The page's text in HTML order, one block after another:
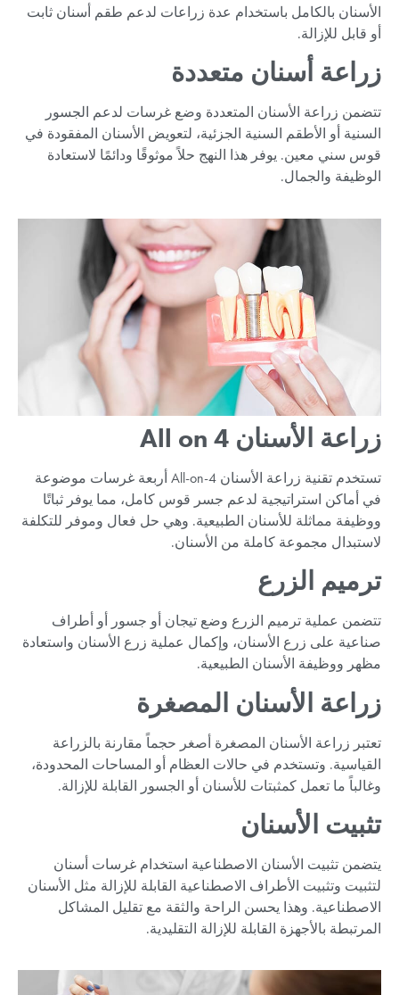
الأسنان بالكامل باستخدام عدة زراعات لدعم طقم أسنان ثابت
أو قابل للإزالة.
زراعة أسنان متعددة
تتضمن زراعة الأسنان المتعددة وضع غرسات لدعم الجسور
السنية أو الأطقم السنية الجزئية، لتعويض الأسنان المفقودة في
قوس سني معين. يوفر هذا النهج حلاً موثوقًا ودائمًا لاستعادة
الوظيفة والجمال.
زراعة الأسنان All on 4
تستخدم تقنية زراعة الأسنان All-on-4 أربعة غرسات موضوعة
في أماكن استراتيجية لدعم جسر قوس كامل، مما يوفر ثباتًا
ووظيفة مماثلة للأسنان الطبيعية. وهي حل فعال وموفر للتكلفة
لاستبدال مجموعة كاملة من الأسنان.
ترميم الزرع
تتضمن عملية ترميم الزرع وضع تيجان أو جسور أو أطراف
صناعية على زرع الأسنان، وإكمال عملية زرع الأسنان واستعادة
مظهر ووظيفة الأسنان الطبيعية.
زراعة الأسنان المصغرة
تعتبر زراعة الأسنان المصغرة أصغر حجماً مقارنة بالزراعة
القياسية. وتستخدم في حالات العظام أو المساحات المحدودة،
وغالباً ما تعمل كمثبتات للأسنان أو الجسور القابلة للإزالة.
تثبيت الأسنان
يتضمن تثبيت الأسنان الاصطناعية استخدام غرسات أسنان
لتثبيت وتثبيت الأطراف الاصطناعية القابلة للإزالة مثل الأسنان
الاصطناعية. وهذا يحسن الراحة والثقة مع تقليل المشاكل
المرتبطة بالأجهزة القابلة للإزالة التقليدية.